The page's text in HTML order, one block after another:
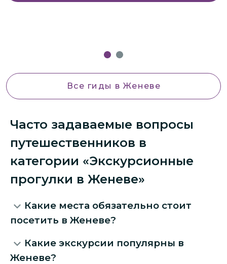
Все гиды в Женеве
Часто задаваемые вопросы
путешественников в
категории «Экскурсионные
прогулки в Женеве»
Какие места обязательно стоит
посетить в Женеве?
Какие экскурсии популярны в
Женеве?